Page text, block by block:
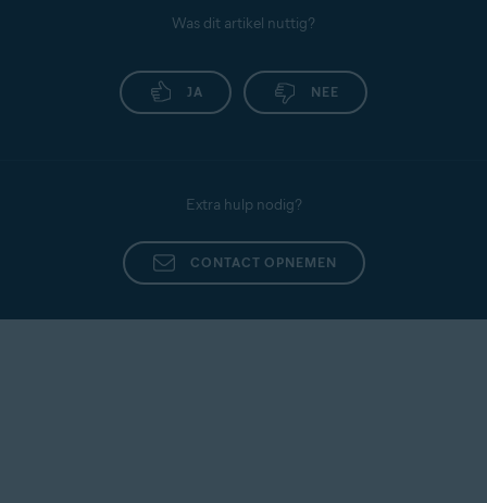
Was dit artikel nuttig?
JA NEE
Extra hulp nodig?
CONTACT OPNEMEN